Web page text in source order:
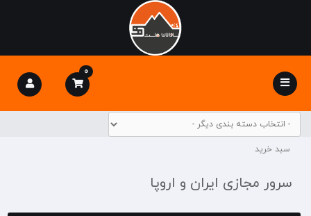
Toggle
navigation
0
سبد خرید
سرور مجازی ایران و اروپا